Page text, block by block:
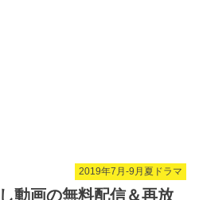
2019年7月-9月夏ドラマ
動画の無料配信＆再放